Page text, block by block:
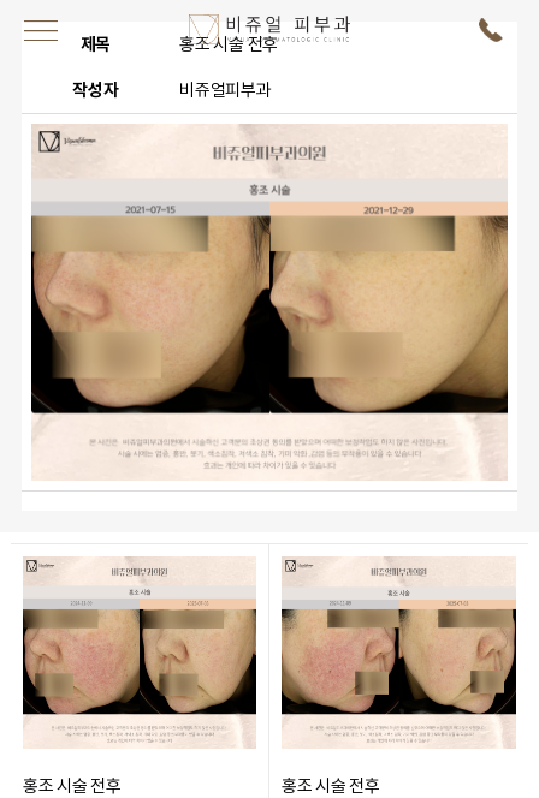
제목 홍조 시술 전후
작성자 비쥬얼피부과
홍조 시술 전후 홍조 시술 전후